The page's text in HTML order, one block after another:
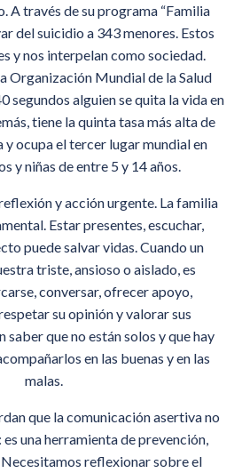
A través de su programa “Familia
del suicidio a 343 menores. Estos
y nos interpelan como sociedad.
Organización Mundial de la Salud
segundos alguien se quita la vida en
tiene la quinta tasa más alta de
y ocupa el tercer lugar mundial en
y niñas de entre 5 y 14 años.
y acción urgente. La familia
Estar presentes, escuchar,
puede salvar vidas. Cuando un
triste, ansioso o aislado, es
conversar, ofrecer apoyo,
su opinión y valorar sus
saber que no están solos y que hay
en las buenas y en las
malas.
que la comunicación asertiva no
una herramienta de prevención,
reflexionar sobre el